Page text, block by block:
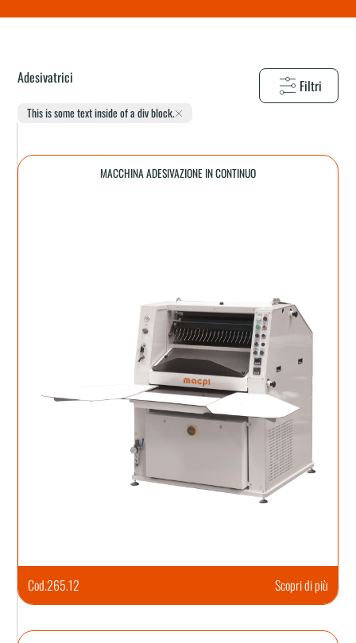
Adesivatrici Filtri
This is some text inside of a div block.
MACCHINA ADESIVAZIONE IN CONTINUO
Cod.265.12 Scopri di più